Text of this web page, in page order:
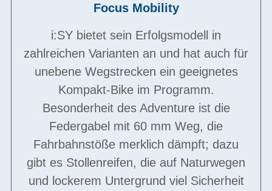
Focus Mobility
i:SY bietet sein Erfolgsmodell in
zahlreichen Varianten an und hat auch für
unebene Wegstrecken ein geeignetes
Kompakt-Bike im Programm.
Besonderheit des Adventure ist die
Federgabel mit 60 mm Weg, die
Fahrbahnstöße merklich dämpft; dazu
gibt es Stollenreifen, die auf Naturwegen
und lockerem Untergrund viel Sicherheit